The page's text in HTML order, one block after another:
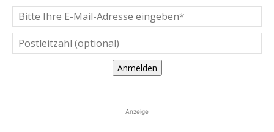
Anmelden
Anzeige